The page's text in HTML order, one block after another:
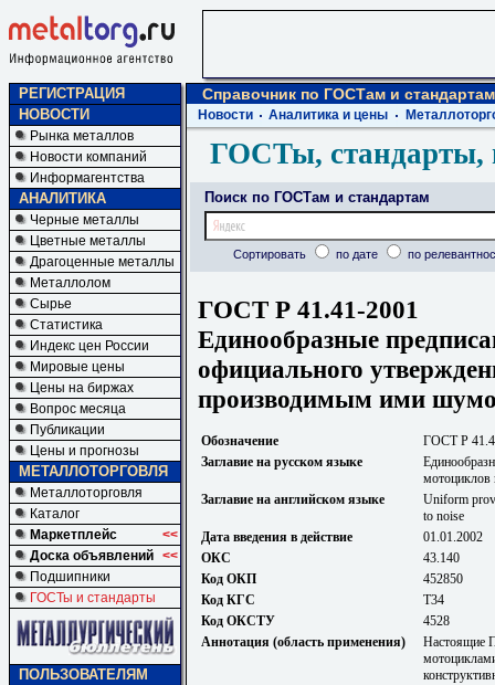
РЕГИСТРАЦИЯ
НОВОСТИ
Рынка металлов
Новости компаний
Информагентства
АНАЛИТИКА
Черные металлы
Цветные металлы
Драгоценные металлы
Металлолом
Сырье
Статистика
Индекс цен России
Мировые цены
Цены на биржах
Вопрос месяца
Публикации
Цены и прогнозы
МЕТАЛЛОТОРГОВЛЯ
Металлоторговля
Каталог
Маркетплейс
<<
Доска объявлений <<
Подшипники
ГОСТы и стандарты
ПОЛЬЗОВАТЕЛЯМ
Справочник по ГОСТам и стандартам
Новости Аналитика и цены
ГОСТы, стандарты,
Поиск по ГОСТам и стандартам
Сортировать по дате по
ГОСТ Р 41.41-2001
Единообразные
официального
производимым ими
Обозначение
ГОСТ Р
Заглавие на русском языке
Заглавие на английском языке
Uniform
to noise
Дата введения в действие
01.01.2002
ОКС
43.140
Код ОКП
452850
Код КГС
Т34
Код ОКСТУ
4528
Аннотация (область применения)
Настоящие